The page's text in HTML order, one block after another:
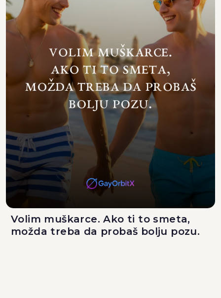
Volim muškarce. Ako ti to smeta,
možda treba da probaš bolju pozu.